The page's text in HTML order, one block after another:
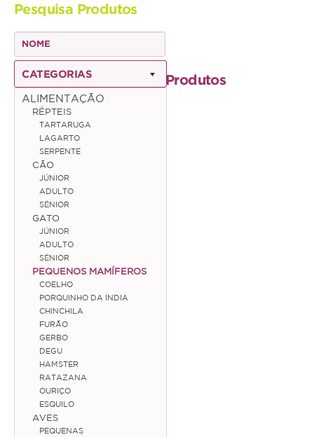
ALIMENTAÇÃO
Júnior
Adulto
Sénior
Gato
Júnior
Adulto
Sénior
Pequenos Mamíferos
Coelho
Porquinho da Índia
Chinchila
Furão
Gerbo
Degu
Pesquisa Produtos
CATEGORIAS
ALIMENTAÇÃO
RÉPTEIS
TARTARUGA
LAGARTO
SERPENTE
CÃO
JÚNIOR
ADULTO
SÉNIOR
GATO
JÚNIOR
ADULTO
SÉNIOR
PEQUENOS MAMÍFEROS
COELHO
PORQUINHO DA ÍNDIA
CHINCHILA
FURÃO
GERBO
DEGU
HAMSTER
RATAZANA
OURIÇO
ESQUILO
AVES
PEQUENAS
Produtos